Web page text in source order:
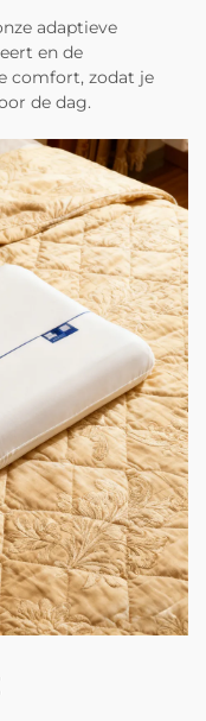
adaptieve
en de
comfort, zodat je
de dag.